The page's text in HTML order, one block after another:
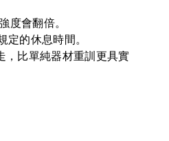
度會翻倍。
的休息時間。
，比單純器材重訓更具實